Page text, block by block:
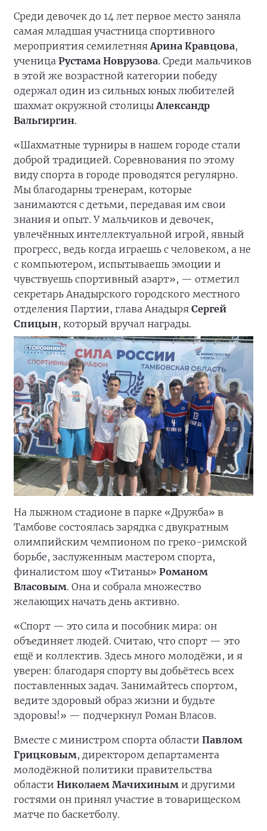
Среди девочек до 14 лет первое место заняла
самая младшая участница спортивного
мероприятия семилетняяАрина Кравцова,
ученица Рустама Новрузова. Среди мальчиков
в этой же возрастной категории победу
одержал один из сильных юных любителей
шахмат окружной столицыАлександр
Вальгиргин.
«Шахматные турниры в нашем городе стали
доброй традицией. Соревнования по этому
виду спорта в городе проводятся регулярно.
Мы благодарны тренерам, которые
занимаются с детьми, передавая им свои
знания и опыт. У мальчиков и девочек,
увлечённых интеллектуальной игрой, явный
прогресс, ведь когда играешь с человеком, а не
с компьютером, испытываешь эмоции и
чувствуешь спортивный азарт», — отметил
секретарь Анадырского городского местного
отделения Партии, глава Анадыря Сергей
Спицын, который вручал награды.
На лыжном стадионе в парке «Дружба» в
Тамбове состоялась зарядка с двукратным
олимпийским чемпионом по греко-римской
борьбе, заслуженным мастером спорта,
финалистом шоу «Титаны» Романом
Власовым. Она и собрала множество
желающих начать день активно.
«Спорт — это сила и пособник мира: он
объединяет людей. Считаю, что спорт — это
ещё и коллектив. Здесь много молодёжи, и я
уверен: благодаря спорту вы добьётесь всех
поставленных задач. Занимайтесь спортом,
ведите здоровый образ жизни и будьте
здоровы!» — подчеркнул Роман Власов.
Вместе с министром спорта области Павлом
Грицковым, директором департамента
молодёжной политики правительства
области Николаем Мачихиным и другими
гостями он принял участие в товарищеском
матче по баскетболу.